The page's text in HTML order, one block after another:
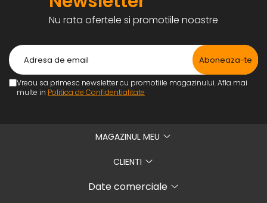
Nu rata ofertele si promotiile noastre
Vreau sa primesc newsletter cu promotiile magazinului. Afla mai
multe in Politica de Confidentialitate
MAGAZINUL MEU
CLIENTI
Date comerciale